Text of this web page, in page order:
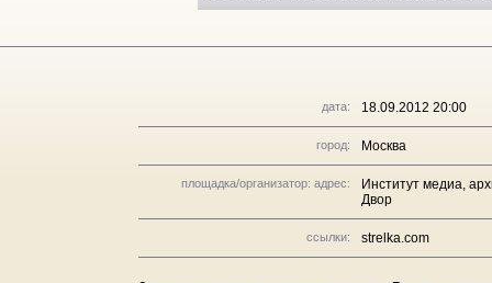
дата: 18.09.2012 20:00
город: Москва
площадка/организатор: адрес:
Институт медиа,
Двор
ссылки: strelka.com